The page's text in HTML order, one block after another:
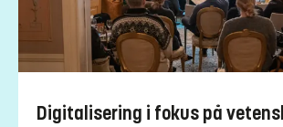
Digitalisering i fokus på